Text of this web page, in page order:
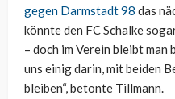
gegen Darmstadt 98 das
könnte den FC Schalke
– doch im Verein bleibt man
uns einig darin, mit beiden
bleiben“, betonte Tillmann.